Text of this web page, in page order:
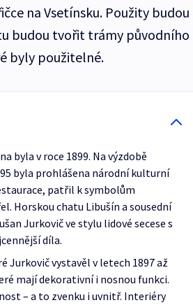
na Vsetínsku. Použity budou
budou tvořit trámy původního
byly použitelné.
byla v roce 1899. Na výzdobě
byla prohlášena národní kulturní
patřil k symbolům
Horskou chatu Libušín a sousední
Jurkovič ve stylu lidové secese s
díla.
Jurkovič vystavěl v letech 1897 až
mají dekorativní i nosnou funkci.
– a to zvenku i uvnitř. Interiéry